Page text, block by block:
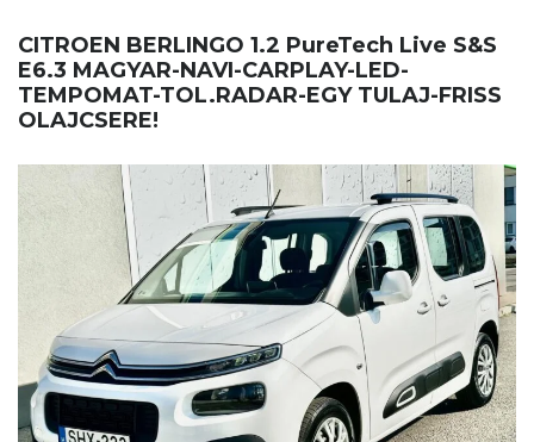
CITROEN BERLINGO 1.2 PureTech Live S&S
E6.3 MAGYAR-NAVI-CARPLAY-LED-
TEMPOMAT-TOL.RADAR-EGY TULAJ-FRISS
OLAJCSERE!